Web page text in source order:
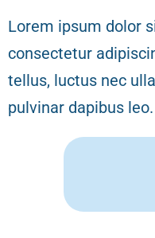
Lorem ipsum dolor
consectetur
tellus, luctus nec
pulvinar dapibus leo.